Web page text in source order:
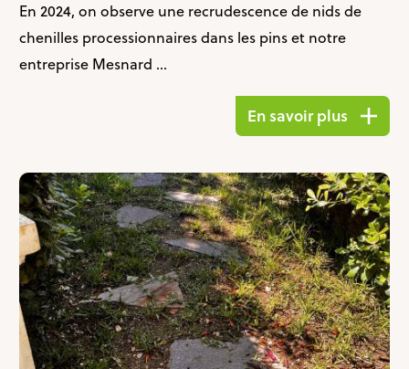
En 2024, on observe une recrudescence de nids de
chenilles processionnaires dans les pins et notre
entreprise Mesnard ...
En savoir plus